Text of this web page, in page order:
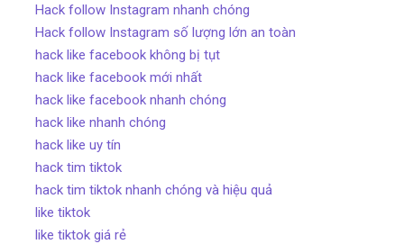
Hack follow Instagram nhanh chóng
Hack follow Instagram số lượng lớn an toàn
hack like facebook không bị tụt
hack like facebook mới nhất
hack like facebook nhanh chóng
hack like nhanh chóng
hack like uy tín
hack tim tiktok
hack tim tiktok nhanh chóng và hiệu quả
like tiktok
like tiktok giá rẻ